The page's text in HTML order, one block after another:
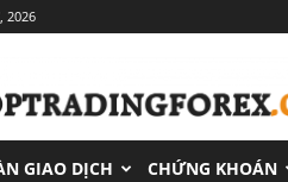
2026
Trang
Tin
Tức
Đầu
GIAO DỊCH CHỨNG KHOÁN